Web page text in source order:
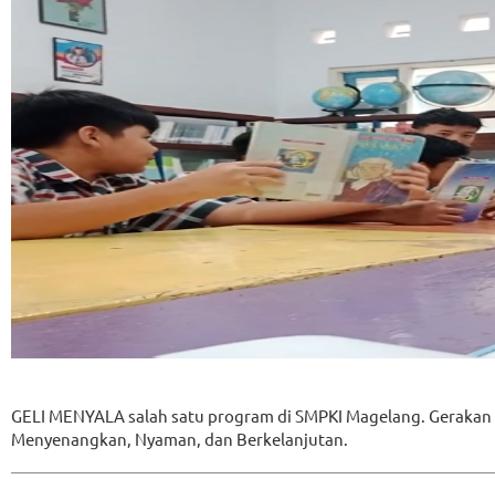
GELI MENYALA salah satu program di SMPKI Magelang.
Menyenangkan, Nyaman, dan Berkelanjutan.